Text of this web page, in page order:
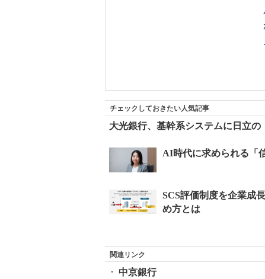
チェックしておきたい人気記事
大光銀行、基幹系システムに日立
関連リンク
中京銀行